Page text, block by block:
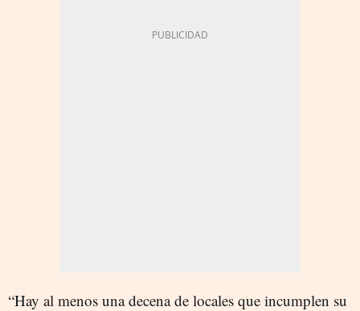
“Hay al menos una decena de locales que incumplen su